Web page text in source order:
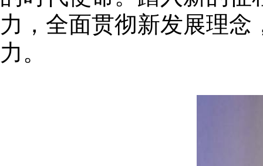
力，全面贯彻新发展理
力。